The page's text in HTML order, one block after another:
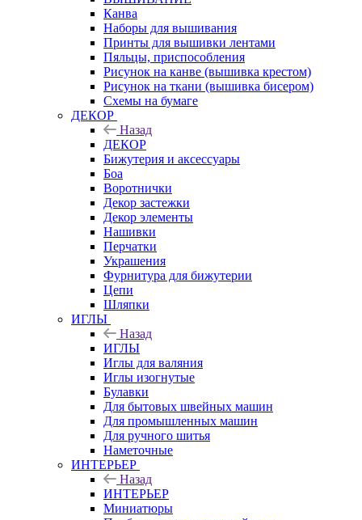
Канва
Наборы для вышивания
Принты для вышивки лентами
Пяльцы, приспособления
Рисунок на канве (вышивка крестом)
Рисунок на ткани (вышивка бисером)
Схемы на бумаге
ДЕКОР
Назад
ДЕКОР
Бижутерия и аксессуары
Боа
Воротнички
Декор застежки
Декор элементы
Нашивки
Перчатки
Украшения
Фурнитура для бижутерии
Цепи
Шляпки
ИГЛЫ
Назад
ИГЛЫ
Иглы для валяния
Иглы изогнутые
Булавки
Для бытовых швейных машин
Для промышленных машин
Для ручного шитья
Наметочные
ИНТЕРЬЕР
Назад
ИНТЕРЬЕР
Миниатюры